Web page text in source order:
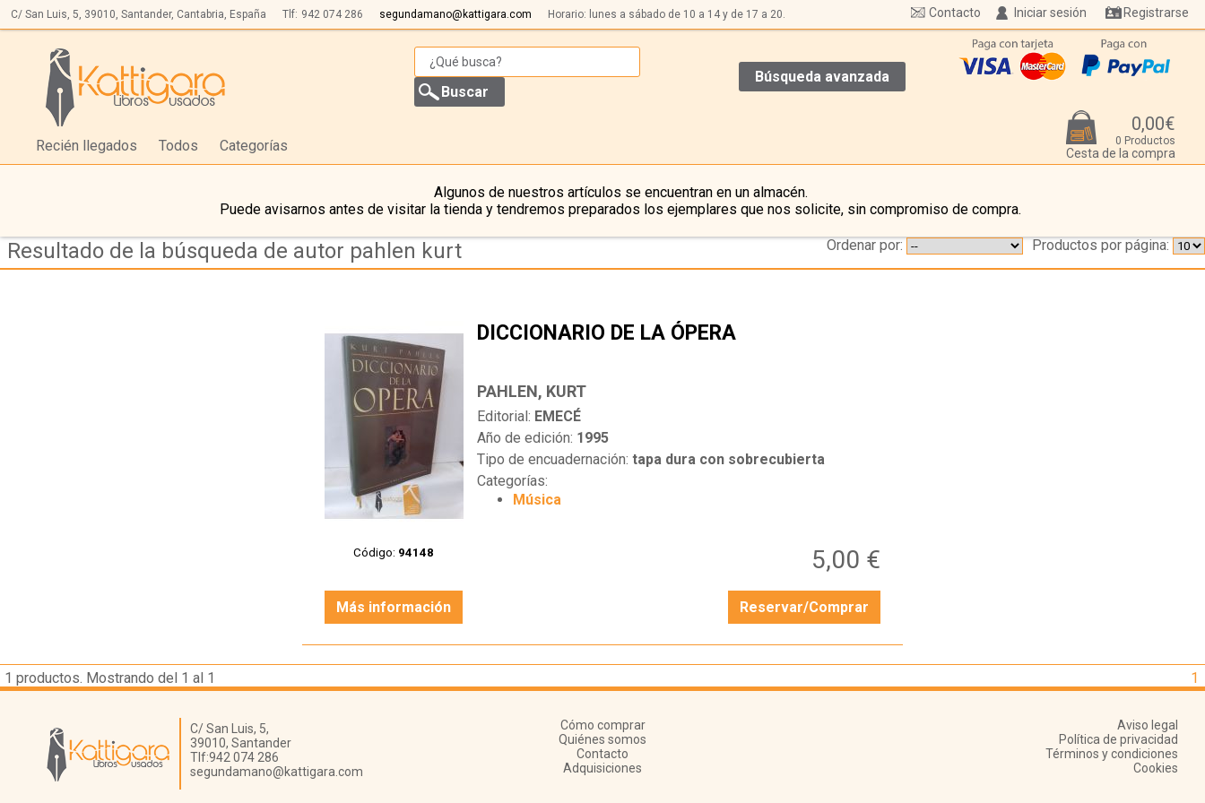
C/ San Luis, 5, 39010, Santander, Cantabria, España Tlf: 942 074 286 segundamano@kattigara.com Horario: lunes a sábado de 10 a 14 y de 17 a 20. Iniciar sesión Registrarse
Contacto
Búsqueda avanzada
Recién llegados Todos Categorías
0,00€
0 Productos
Cesta de la compra
Algunos de nuestros artículos se encuentran en un almacén.
Puede avisarnos antes de visitar la tienda y tendremos preparados los ejemplares que nos solicite, sin compromiso de compra.
Resultado de la búsqueda de autor pahlen kurt Productos por página:
Ordenar por:
Código: 94148
DICCIONARIO DE LA ÓPERA
PAHLEN, KURT
Editorial: EMECÉ
Año de edición: 1995
Tipo de encuadernación: tapa dura con sobrecubierta
Categorías:
Música
5,00 €
Más información Reservar/Comprar
1 productos. Mostrando del 1 al 1 1
Librería Kattigara
C/ San Luis, 5,
39010, Santander
Tlf:942 074 286
segundamano@kattigara.com
Cómo comprar
Quiénes somos
Contacto
Adquisiciones
Aviso legal
Política de privacidad
Términos y condiciones
Cookies